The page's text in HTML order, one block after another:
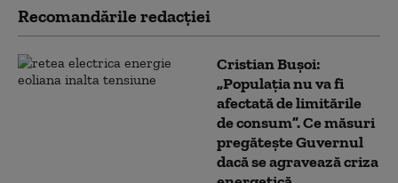
Recomandările redacţiei
Cristian Bușoi:
„Populația nu va fi
afectată de limitările
de consum”. Ce măsuri
pregătește Guvernul
dacă se agravează criza